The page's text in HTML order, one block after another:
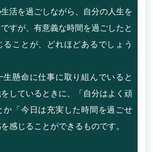
活を過ごしながら、自分の人生を
すが、有意義な時間を過ごしたと
ることが、どれほどあるでしょう
生懸命に仕事に取り組んでいると
しているときに、「自分はよく頑
か「今日は充実した時間を過ごせ
感じることができるものです。